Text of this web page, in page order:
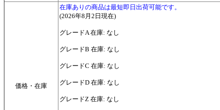
価格・在庫
在庫ありの商品は最短即日出荷可能です。
(2026年8月2日現在)
グレードA 在庫: なし
グレードB 在庫: なし
グレードC 在庫: なし
グレードD 在庫: なし
グレードZ 在庫: なし